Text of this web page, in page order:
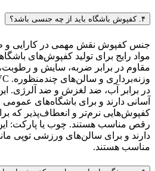
۴. کفپوش باشگاه باید از چه جنسی باشد؟
جنس کفپوش نقش مهمی در کارایی و
مواد رایج برای تولید کفپوش‌های
مقاوم در برابر ضربه، سایش و
در برابر آب، ضد لغزش و ضد آلرژی.
کفپوش‌هایی نرم‌تر و انعطاف‌پذیر که
رقص مناسب هستند. چوب یا پارکت:
دارند و برای سالن‌های ورزشی توپی
مناسب هستند.